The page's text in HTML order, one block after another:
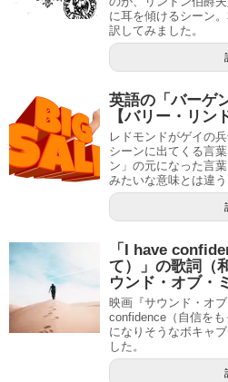
に耳を傾けるシーン
訳してみました。
英語の「バーゲ
【バリー・リン
レドモンドがゲイの
シーンに出てくる言
ン」の元になった言
みたいな意味とは違う
「I have
て）」の歌詞（
ウンド・オブ・
映画『サウンド・オ
confidence（自信を
になりそうなボキャ
した。